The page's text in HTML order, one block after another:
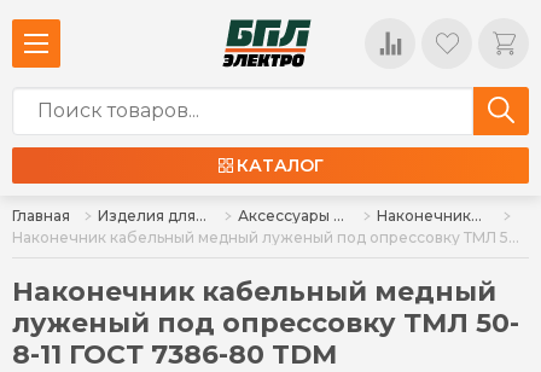
КАТАЛОГ
Главная Изделия для монтажа Аксессуары для монтажа
Наконечники силовые
Наконечник кабельный медный луженый под опрессовку ТМЛ 50-8-11 ГОСТ 7386-80 TDM
Наконечник кабельный медный
луженый под опрессовку ТМЛ 50-
8-11 ГОСТ 7386-80 TDM